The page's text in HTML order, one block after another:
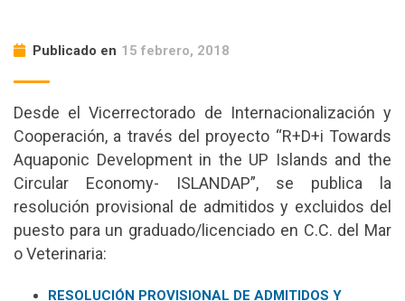
Publicado en 15 febrero, 2018
Desde el Vicerrectorado de Internacionalización y
Cooperación, a través del proyecto “R+D+i Towards
Aquaponic Development in the UP Islands and the
Circular Economy- ISLANDAP”, se publica la
resolución provisional de admitidos y excluidos del
puesto para un graduado/licenciado en C.C. del Mar
o Veterinaria:
RESOLUCIÓN PROVISIONAL DE ADMITIDOS Y